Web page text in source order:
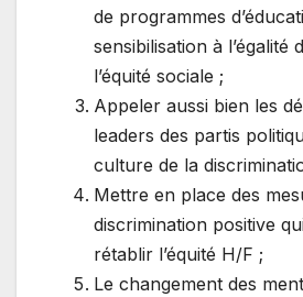
de programmes
sensibilisation à l’égalité
l’équité sociale ;
Appeler aussi bien les
leaders des partis
culture de la
Mettre en place des
discrimination positive
rétablir l’équité H/F ;
Le changement des